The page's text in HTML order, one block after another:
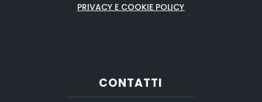
PRIVACY E COOKIE POLICY
CONTATTI